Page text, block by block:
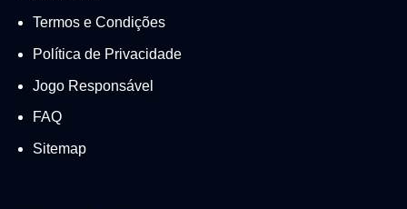
Termos e Condições
Política de Privacidade
Jogo Responsável
FAQ
Sitemap